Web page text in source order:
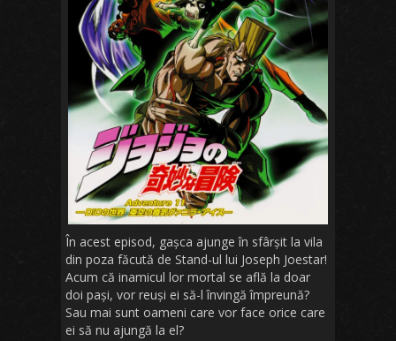
În acest episod, gașca ajunge în sfârșit la vila
din poza făcută de Stand-ul lui Joseph Joestar!
Acum că inamicul lor mortal se află la doar
doi pași, vor reuși ei să-l învingă împreună?
Sau mai sunt oameni care vor face orice care
ei să nu ajungă la el?